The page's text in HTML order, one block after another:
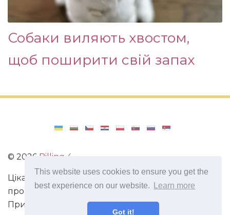
This website uses cookies to ensure you get the
best experience on our website.
Learn more
Got it!
Собаки виляють хвостом,
щоб поширити свій запах
© 2026 Billing 4
Цікаві та захоплюючі факти з усього світу. Статті
про виживання в непередбачених ситуаціях.
Пригоди, маршрути і спосіб життя сучасного